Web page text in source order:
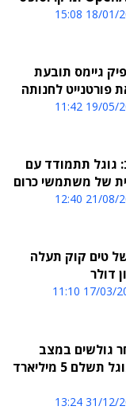
18/01/2026
גיימס תובעת
פורטנייט לחנותה
19/05/2025
גוגל תתמודד עם
של משתמשי כרום
21/08/
טים קוק תעלה
17/03/2024
גולשים במצב
גלישה בסתר: גוגל תשלם 5 מיליארד
31/12/2023